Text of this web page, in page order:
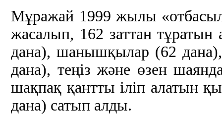
Мұражай 1999 жылы
жасалып, 162 заттан тұратын
дана), шанышқылар (62
дана), теңіз және өзен
шақпақ қантты іліп алатын
дана) сатып алды.